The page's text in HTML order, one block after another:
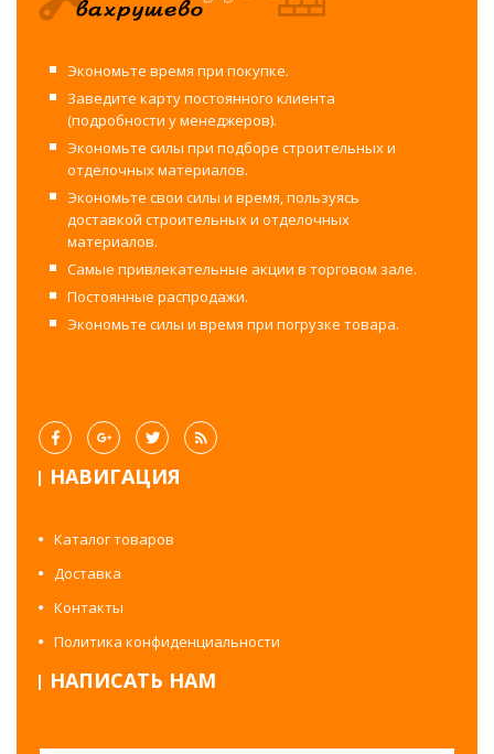
Экономьте время при покупке.
Заведите карту постоянного клиента
(подробности у менеджеров).
Экономьте силы при подборе строительных и
отделочных материалов.
Экономьте свои силы и время, пользуясь
доставкой строительных и отделочных
материалов.
Самые привлекательные акции в торговом зале.
Постоянные распродажи.
Экономьте силы и время при погрузке товара.
НАВИГАЦИЯ
Каталог товаров
Доставка
Контакты
Политика конфиденциальности
НАПИСАТЬ НАМ